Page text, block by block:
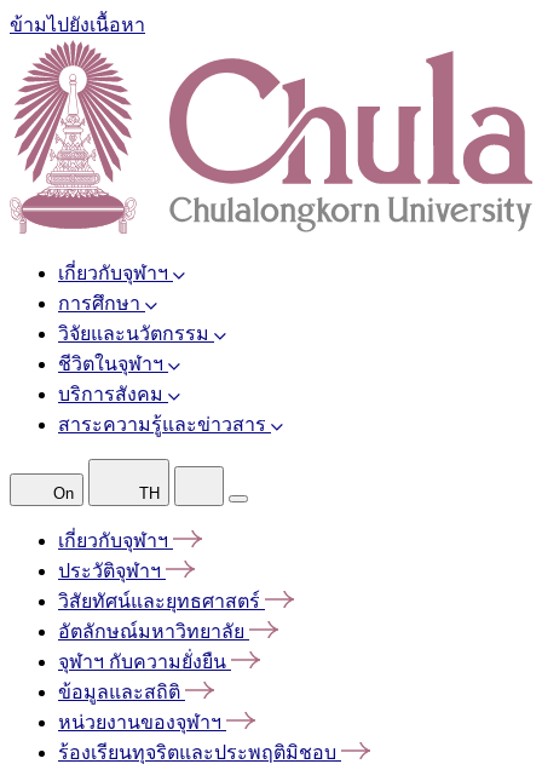
ข้ามไปยังเนื้อหา
เกี่ยวกับจุฬาฯ
การศึกษา
วิจัยและนวัตกรรม
ชีวิตในจุฬาฯ
บริการสังคม
สาระความรู้และข่าวสาร
On TH
เกี่ยวกับจุฬาฯ
ประวัติจุฬาฯ
วิสัยทัศน์และยุทธศาสตร์
อัตลักษณ์มหาวิทยาลัย
จุฬาฯ กับความยั่งยืน
ข้อมูลและสถิติ
หน่วยงานของจุฬาฯ
ร้องเรียนทุจริตและประพฤติมิชอบ